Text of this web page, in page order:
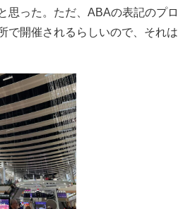
思った。ただ、ABAの表記のプロ
で開催されるらしいので、それは